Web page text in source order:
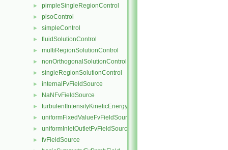
► pimpleSingleRegionControl
► pisoControl
► simpleControl
► fluidSolutionControl
► multiRegionSolutionControl
► nonOrthogonalSolutionControl
► singleRegionSolutionControl
► internalFvFieldSource
► NaNFvFieldSource
► turbulentIntensityKineticEnergyFvScalarFieldSource
► uniformFixedValueFvFieldSource
► uniformInletOutletFvFieldSource
► fvFieldSource